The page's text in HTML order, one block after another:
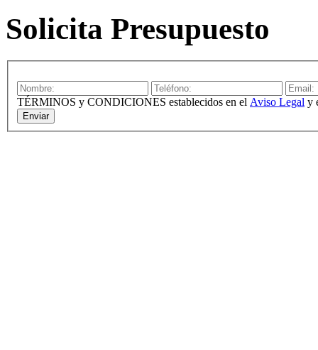
Solicita Presupuesto
TÉRMINOS y CONDICIONES establecidos en el Aviso Legal y
Enviar